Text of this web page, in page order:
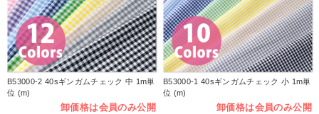
B53000-2 40sギンガムチェック 中 1m単
位 (m)
卸価格は会員のみ公開
B53000-1 40sギンガムチェック 小 1m単
位 (m)
卸価格は会員のみ公開